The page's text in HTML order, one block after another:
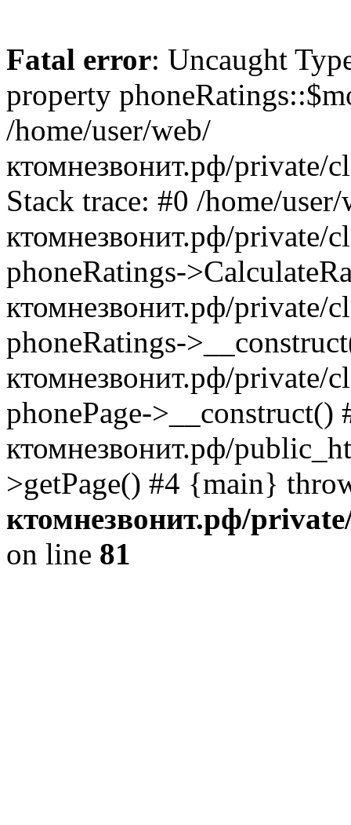
Fatal error: Uncaught
property
/home/user/web/
ктомнезвонит.рф/private/
Stack trace: #0 /home/user/
ктомнезвонит.рф/private/
phoneRatings-
ктомнезвонит.рф/private/
phoneRatings-
ктомнезвонит.рф/private/
phonePage->__construct()
ктомнезвонит.рф/
>getPage() #4 {main}
ктомнезвонит.рф/
on line 81